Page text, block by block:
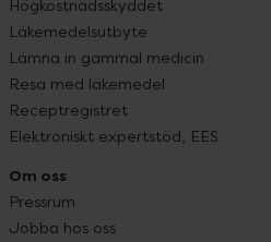
Högkostnadsskyddet
Läkemedelsutbyte
Lämna in gammal medicin
Resa med läkemedel
Receptregistret
Elektroniskt expertstöd, EES
Om oss
Pressrum
Jobba hos oss